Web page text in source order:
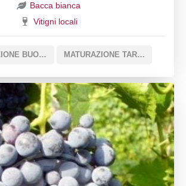
Bacca bianca
Vitigni locali
ESPOSIZIONE BUONA MATURAZIONE TARDIVA